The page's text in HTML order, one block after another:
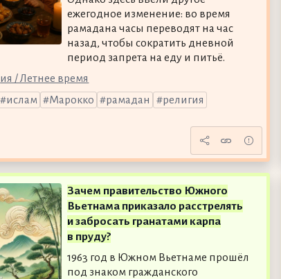
ежегодное изменение: во время
рамадана часы переводят на час
назад, чтобы сократить дневной
период запрета на еду и питьё.
/ Летнее время
ислам Марокко рамадан
религия
Зачем правительство Южного
Вьетнама приказало расстрелять
и забросать гранатами карпа
в пруду?
1963 год в Южном Вьетнаме прошёл
под знаком гражданского